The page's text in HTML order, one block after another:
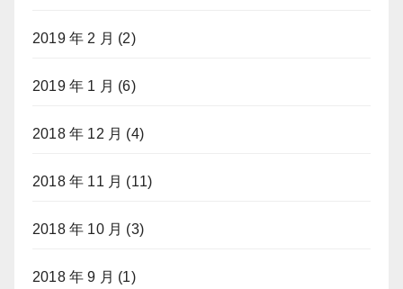
2019 年 2 月 (2)
2019 年 1 月 (6)
2018 年 12 月 (4)
2018 年 11 月 (11)
2018 年 10 月 (3)
2018 年 9 月 (1)